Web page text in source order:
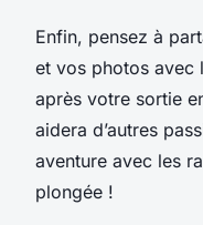
Enfin, pensez à
et vos photos avec
après votre sortie
aidera d’autres
aventure avec les
plongée !